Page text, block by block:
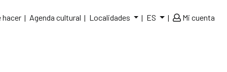
hacer Agenda cultural Localidades ES Mi cuenta